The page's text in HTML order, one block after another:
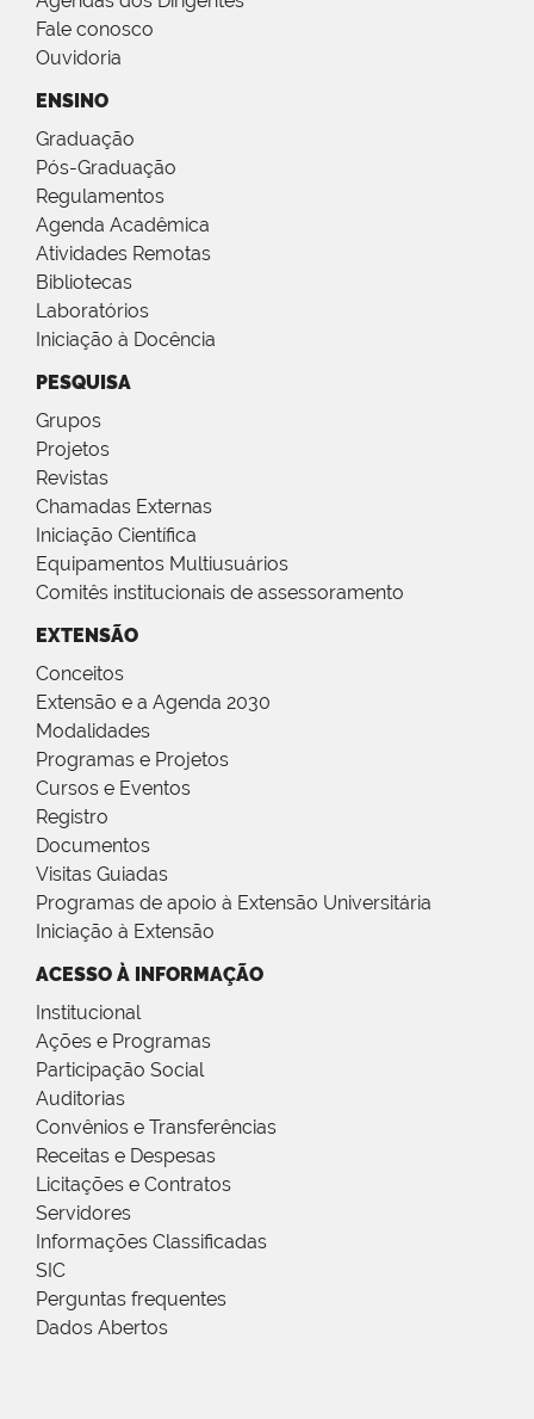
Fale conosco
Ouvidoria
ENSINO
Graduação
Pós-Graduação
Regulamentos
Agenda Acadêmica
Atividades Remotas
Bibliotecas
Laboratórios
Iniciação à Docência
PESQUISA
Grupos
Projetos
Revistas
Chamadas Externas
Iniciação Científica
Equipamentos Multiusuários
Comitês institucionais de assessoramento
EXTENSÃO
Conceitos
Extensão e a Agenda 2030
Modalidades
Programas e Projetos
Cursos e Eventos
Registro
Documentos
Visitas Guiadas
Programas de apoio à Extensão Universitária
Iniciação à Extensão
ACESSO À INFORMAÇÃO
Institucional
Ações e Programas
Participação Social
Auditorias
Convênios e Transferências
Receitas e Despesas
Licitações e Contratos
Servidores
Informações Classificadas
SIC
Perguntas frequentes
Dados Abertos